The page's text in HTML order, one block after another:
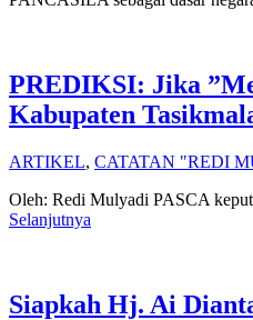
PREDIKSI: Jika
Kabupaten
ARTIKEL, CATATAN "REDI
Oleh: Redi Mulyadi PASCA
Selanjutnya
Siapkah Hj. Ai